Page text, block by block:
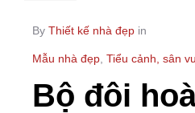
By Thiết kế nhà đẹp in
Mẫu nhà đẹp Tiểu cảnh, sân
Bộ đôi